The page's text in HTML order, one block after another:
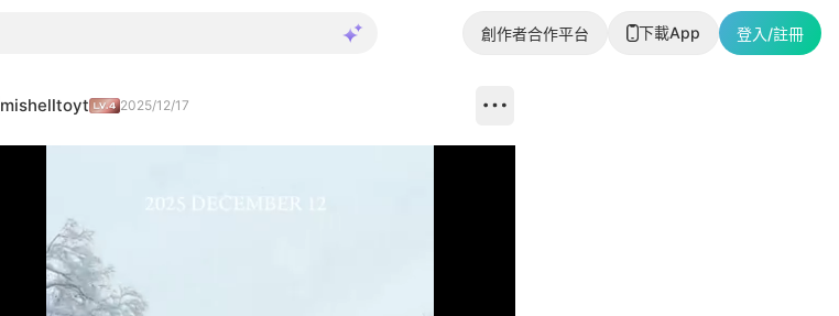
創作者合作平台 下載App 登入/註冊
mishelltoyt 2025/12/17